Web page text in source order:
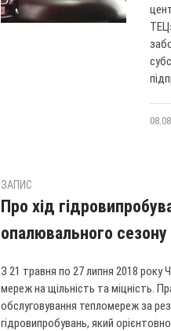
ЗАПИС
Про хід
опалювального сезону
З 21 травня по 27 липня 2018 року
мереж на щільність та міцність.
обслуговування тепломереж за
гідровипробувань, який